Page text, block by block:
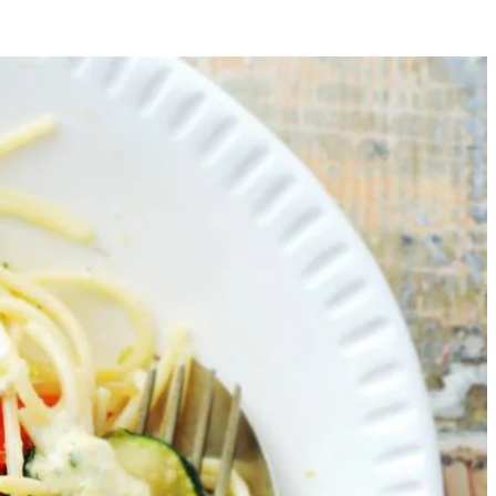
toe en bak 4 min. op middelhoog vuur. Draai het vuur laag en
3 min. op hoog vuur. Voeg de rest van de courgette toe en bak
zout.
Bestrooi met de rest van de tijm.